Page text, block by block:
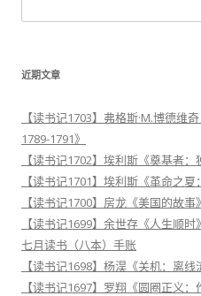
索
近期文章
【读书记1703】弗格斯·M.博德维
1789-1791》
【读书记1702】埃利斯《奠基者：
【读书记1701】埃利斯《革命之夏
【读书记1700】房龙《美国的故事》
【读书记1699】余世存《人生顺时》
七月读书（八本）手账
【读书记1698】杨淏《关机：离线
【读书记1697】罗翔《圆圈正义：